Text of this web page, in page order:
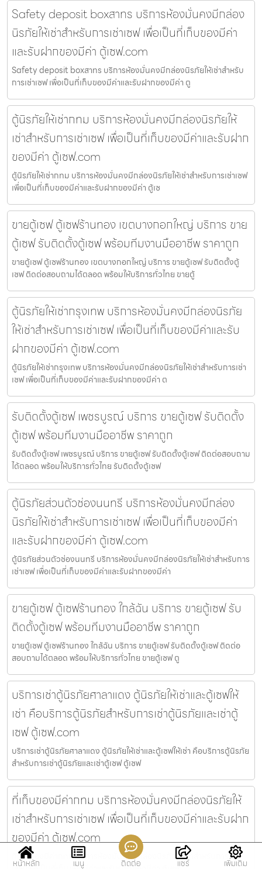
Safety deposit boxสาทร บริการห้องมั่นคงมีกล่อง
นิรภัยให้เช่าสำหรับการเช่าเซฟ เพื่อเป็นที่เก็บของมีค่า
และรับฝากของมีค่า ตู้เซฟ.com
Safety deposit boxสาทร บริการห้องมั่นคงมีกล่องนิรภัยให้เช่าสำหรับ
การเช่าเซฟ เพื่อเป็นที่เก็บของมีค่าและรับฝากของมีค่า ตู
ตู้นิรภัยให้เช่ากทม บริการห้องมั่นคงมีกล่องนิรภัยให้
เช่าสำหรับการเช่าเซฟ เพื่อเป็นที่เก็บของมีค่าและรับฝาก
ของมีค่า ตู้เซฟ.com
ตู้นิรภัยให้เช่ากทม บริการห้องมั่นคงมีกล่องนิรภัยให้เช่าสำหรับการเช่าเซฟ
เพื่อเป็นที่เก็บของมีค่าและรับฝากของมีค่า ตู้เซ
ขายตู้เซฟ ตู้เซฟร้านทอง เขตบางกอกใหญ่ บริการ ขาย
ตู้เซฟ รับติดตั้งตู้เซฟ พร้อมทีมงานมืออาชีพ ราคาถูก
ขายตู้เซฟ ตู้เซฟร้านทอง เขตบางกอกใหญ่ บริการ ขายตู้เซฟ รับติดตั้งตู้
เซฟ ติดต่อสอบถามได้ตลอด พร้อมให้บริการทั่วไทย ขายตู้
ตู้นิรภัยให้เช่ากรุงเทพ บริการห้องมั่นคงมีกล่องนิรภัย
ให้เช่าสำหรับการเช่าเซฟ เพื่อเป็นที่เก็บของมีค่าและรับ
ฝากของมีค่า ตู้เซฟ.com
ตู้นิรภัยให้เช่ากรุงเทพ บริการห้องมั่นคงมีกล่องนิรภัยให้เช่าสำหรับการเช่า
เซฟ เพื่อเป็นที่เก็บของมีค่าและรับฝากของมีค่า ต
รับติดตั้งตู้เซฟ เพชรบูรณ์ บริการ ขายตู้เซฟ รับติดตั้ง
ตู้เซฟ พร้อมทีมงานมืออาชีพ ราคาถูก
รับติดตั้งตู้เซฟ เพชรบูรณ์ บริการ ขายตู้เซฟ รับติดตั้งตู้เซฟ ติดต่อสอบถาม
ได้ตลอด พร้อมให้บริการทั่วไทย รับติดตั้งตู้เซฟ
ตู้นิรภัยส่วนตัวช่องนนทรี บริการห้องมั่นคงมีกล่อง
นิรภัยให้เช่าสำหรับการเช่าเซฟ เพื่อเป็นที่เก็บของมีค่า
และรับฝากของมีค่า ตู้เซฟ.com
ตู้นิรภัยส่วนตัวช่องนนทรี บริการห้องมั่นคงมีกล่องนิรภัยให้เช่าสำหรับการ
เช่าเซฟ เพื่อเป็นที่เก็บของมีค่าและรับฝากของมีค่า
ขายตู้เซฟ ตู้เซฟร้านทอง ใกล้ฉัน บริการ ขายตู้เซฟ รับ
ติดตั้งตู้เซฟ พร้อมทีมงานมืออาชีพ ราคาถูก
ขายตู้เซฟ ตู้เซฟร้านทอง ใกล้ฉัน บริการ ขายตู้เซฟ รับติดตั้งตู้เซฟ ติดต่อ
สอบถามได้ตลอด พร้อมให้บริการทั่วไทย ขายตู้เซฟ ตู
บริการเช่าตู้นิรภัยศาลาแดง ตู้นิรภัยให้เช่าและตู้เซฟให้
เช่า คือบริการตู้นิรภัยสำหรับการเช่าตู้นิรภัยและเช่าตู้
เซฟ ตู้เซฟ.com
บริการเช่าตู้นิรภัยศาลาแดง ตู้นิรภัยให้เช่าและตู้เซฟให้เช่า คือบริการตู้นิรภัย
สำหรับการเช่าตู้นิรภัยและเช่าตู้เซฟ ตู้เซฟ
ที่เก็บของมีค่ากทม บริการห้องมั่นคงมีกล่องนิรภัยให้
เช่าสำหรับการเช่าเซฟ เพื่อเป็นที่เก็บของมีค่าและรับฝาก
ของมีค่า ตู้เซฟ.com
ที่เก็บของมีค่ากทม บริการห้องมั่นคงมีกล่องนิรภัยให้เช่าสำหรับการเช่า
หน้าหลัก เมนู ติดต่อ แชร์ เพิ่มเติม